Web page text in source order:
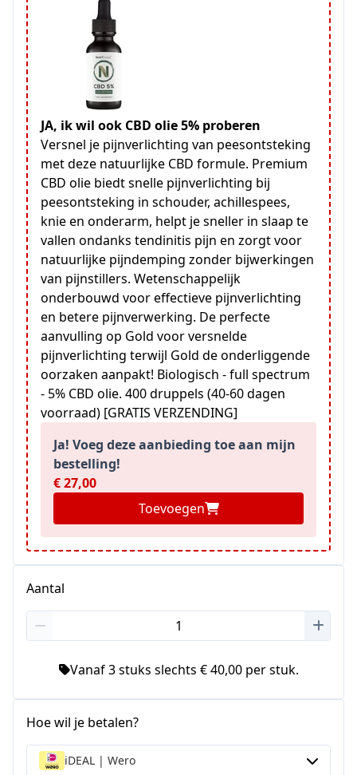
JA, ik wil ook CBD olie 5% proberen
Versnel je pijnverlichting van peesontsteking
met deze natuurlijke CBD formule. Premium
CBD olie biedt snelle pijnverlichting bij
peesontsteking in schouder, achillespees,
knie en onderarm, helpt je sneller in slaap te
vallen ondanks tendinitis pijn en zorgt voor
natuurlijke pijndemping zonder bijwerkingen
van pijnstillers. Wetenschappelijk
onderbouwd voor effectieve pijnverlichting
en betere pijnverwerking. De perfecte
aanvulling op Gold voor versnelde
pijnverlichting terwijl Gold de onderliggende
oorzaken aanpakt! Biologisch - full spectrum
- 5% CBD olie. 400 druppels (40-60 dagen
voorraad) [GRATIS VERZENDING]
Ja! Voeg deze aanbieding toe aan mijn
bestelling!
€ 27,00
Toevoegen
Aantal
Vanaf 3 stuks slechts € 40,00 per stuk.
Hoe wil je betalen?
iDEAL | Wero